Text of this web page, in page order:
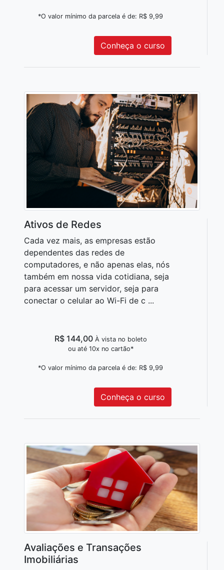
*O valor mínimo da parcela é de: R$ 9,99
Conheça o curso
Ativos de Redes
Cada vez mais, as empresas estão
dependentes das redes de
computadores, e não apenas elas, nós
também em nossa vida cotidiana, seja
para acessar um servidor, seja para
conectar o celular ao Wi-Fi de c ...
R$ 144,00 À vista no boleto
ou até 10x no cartão*
*O valor mínimo da parcela é de: R$ 9,99
Conheça o curso
Avaliações e Transações
Imobiliárias